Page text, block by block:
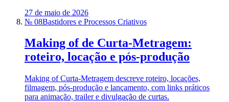
27 de maio de 2026
№ 08Bastidores e Processos Criativos
Making of de Curta-Metragem:
roteiro, locação e pós-produção
Making of Curta-Metragem descreve roteiro, locações,
filmagem, pós-produção e lançamento, com links práticos
para animação, trailer e divulgação de curtas.